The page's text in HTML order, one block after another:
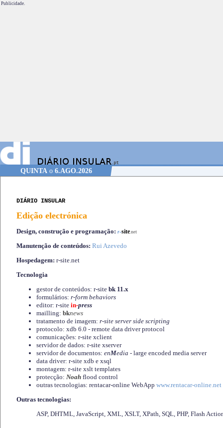
Publicidade.
QUINTAo 6.AGO.2026
DIÁRIO INSULAR
Edição electrónica
Design, construção e programação: r-site.net
Manutenção de conteúdos: Rui Azevedo
Hospedagem: r-site.net
Tecnologia
gestor de conteúdos: r-site bk 11.x
formulários: r-form behaviors
editor: r-site in-press
mailling: bknews
tratamento de imagem: r-site server side scripting
protocolo: xdb 6.0 - remote data driver protocol
comunicações: r-site xclient
servidor de dados: r-site xserver
servidor de documentos: enMedia - large encoded media server
data driver: r-site xdb e xsql
montagem: r-site xslt templates
protecção: Noah flood control
outras tecnologias: rentacar-online WebApp www.rentacar-online.net
Outras tecnologias:
ASP, DHTML, JavaScript, XML, XSLT, XPath, SQL, PHP, Flash